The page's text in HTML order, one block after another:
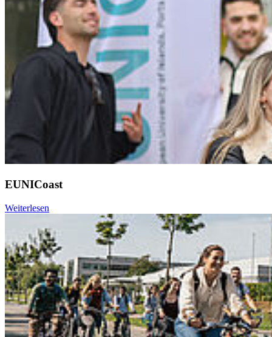
EUNICoast
Weiterlesen
Go to slide 1
Go to slide 2
Go to slide 3
Go to slide 4
Go to slide 5
Go to slide 6
Go to slide 7
Go to slide 8